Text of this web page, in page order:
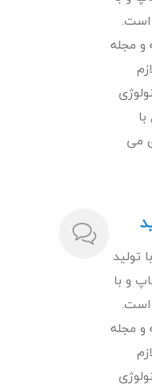
است.
و مجله
می
تولید
و با
است.
و مجله